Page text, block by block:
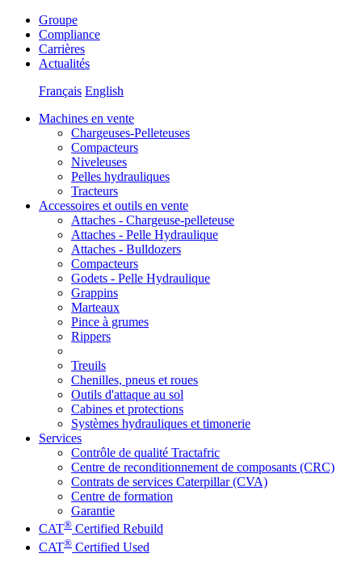
Groupe
Compliance
Carrières
Actualités
Français English
Machines en vente
Chargeuses-Pelleteuses
Compacteurs
Niveleuses
Pelles hydrauliques
Tracteurs
Accessoires et outils en vente
Attaches - Chargeuse-pelleteuse
Attaches - Pelle Hydraulique
Attaches - Bulldozers
Compacteurs
Godets - Pelle Hydraulique
Grappins
Marteaux
Pince à grumes
Rippers
Treuils
Chenilles, pneus et roues
Outils d'attaque au sol
Cabines et protections
Systèmes hydrauliques et timonerie
Services
Contrôle de qualité Tractafric
Centre de reconditionnement de composants (CRC)
Contrats de services Caterpillar (CVA)
Centre de formation
Garantie
CAT® Certified Rebuild
CAT® Certified Used